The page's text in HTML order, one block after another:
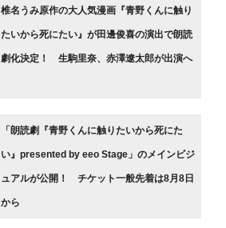
椎名うみ原作の大人気漫画『青野くんに触り
たいから死にたい』が田邊俊喜の演出で朗読
劇化決定！ 生駒里奈、赤澤遼太郎が出演へ
「朗読劇『青野くんに触りたいから死にた
い』presented by eeo Stage」のメインビジ
ュアルが公開！ チケット一般先着は8月8日
から